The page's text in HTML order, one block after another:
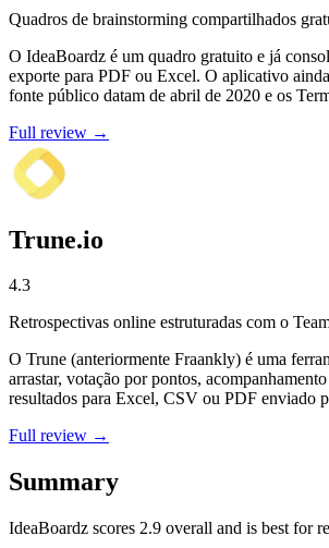
Quadros de brainstorming compartilhados
O IdeaBoardz é um quadro gratuito e já
exporte para PDF ou Excel. O aplicativo
fonte público datam de abril de 2020 e os
Full review →
Trune.io
4.3
Retrospectivas online estruturadas com o
O Trune (anteriormente Fraankly) é uma
arrastar, votação por pontos,
resultados para Excel, CSV ou PDF enviado
Full review →
Summary
IdeaBoardz scores 2.9 overall and is best for